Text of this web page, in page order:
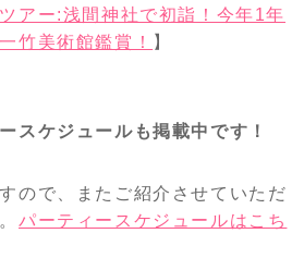
アー:浅間神社で初詣！今年1年
竹美術館鑑賞！
】
スケジュールも掲載中です！
ので、またご紹介させていただ
パーティースケジュールはこち